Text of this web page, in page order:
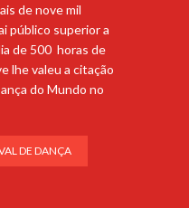
de nove mil
público superior a
de 500 horas de
lhe valeu a citação
do Mundo no
DE DANÇA